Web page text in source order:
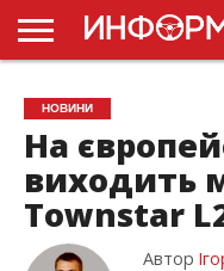
ГОЛОВНА
НОВИНИ
ПДР
УКРАЇНИ
РЕКЛАМА
ПРОЕКТЫ
НОВИНИ
На
виходить
Townstar
Автор